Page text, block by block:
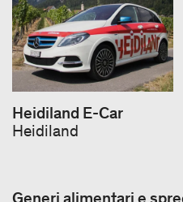
Heidiland E-Car
Heidiland
Generi alimentari e